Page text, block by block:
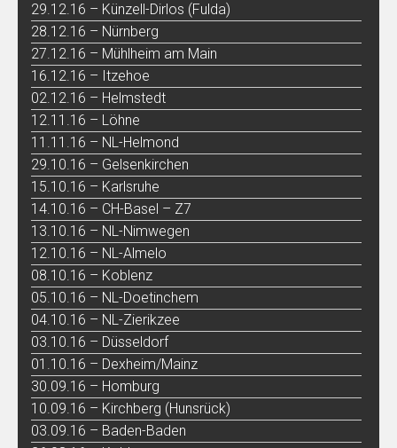
29.12.16 – Künzell-Dirlos (Fulda)
28.12.16 – Nürnberg
27.12.16 – Mühlheim am Main
16.12.16 – Itzehoe
02.12.16 – Helmstedt
12.11.16 – Löhne
11.11.16 – NL-Helmond
29.10.16 – Gelsenkirchen
15.10.16 – Karlsruhe
14.10.16 – CH-Basel – Z7
13.10.16 – NL-Nimwegen
12.10.16 – NL-Almelo
08.10.16 – Koblenz
05.10.16 – NL-Doetinchem
04.10.16 – NL-Zierikzee
03.10.16 – Düsseldorf
01.10.16 – Dexheim/Mainz
30.09.16 – Homburg
10.09.16 – Kirchberg (Hunsrück)
03.09.16 – Baden-Baden